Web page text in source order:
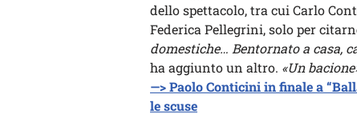
dello spettacolo, tra cui Carlo
Federica Pellegrini, solo per
domestiche… Bentornato a casa,
ha aggiunto un altro. «Un
—> Paolo Conticini in finale a
le scuse